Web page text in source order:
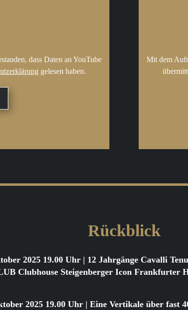
dass Daten an YouTube
gelesen haben.
Mit dem
Rückblick
2025 19.00 Uhr | 12 Jahrgänge Cavalli
Clubhouse Steigenberger Icon Frankfurter
2025 19.00 Uhr | Eine Vertikale über fast